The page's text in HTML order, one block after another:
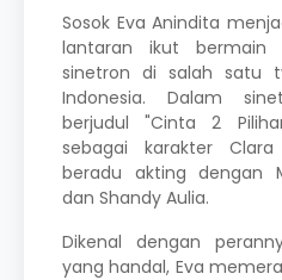
Sosok Eva Anindita
lantaran ikut bermain
sinetron di salah satu
Indonesia. Dalam
berjudul "Cinta 2
sebagai karakter
beradu akting dengan
dan Shandy Aulia.
Dikenal dengan
yang handal, Eva